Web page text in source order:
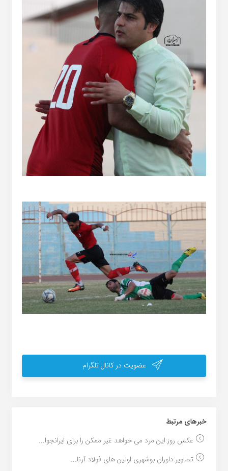
عضویت در کانال تلگرام
خبر‌های مرتبط
عکس روز:این مرد می خواهد غیر ممکن را برای ایرانجوا...
تصاویر:داوران بوشهری اولین های فولاد آرنا...